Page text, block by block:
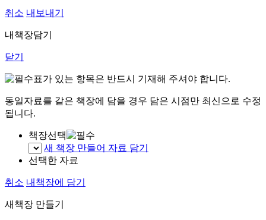
취소 내보내기
내책장담기
닫기
표가 있는 항목은 반드시 기재해 주셔야 합니다.
동일자료를 같은 책장에 담을 경우 담은 시점만 최신으로 수정
됩니다.
책장선택
새 책장 만들어 자료 담기
선택한 자료
취소 내책장에 담기
새책장 만들기